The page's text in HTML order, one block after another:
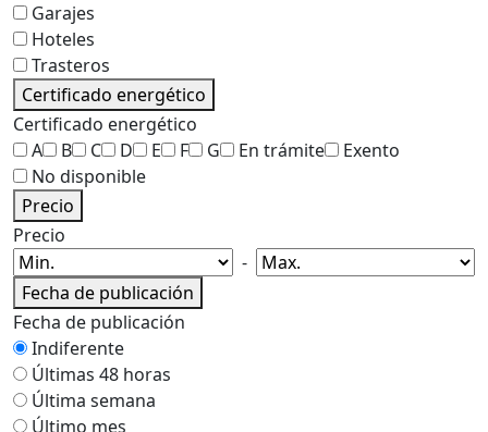
Garajes
Hoteles
Trasteros
Certificado energético
Certificado energético
A
B C D E F G En trámite
Exento
No disponible
Precio
Precio
-
Fecha de publicación
Fecha de publicación
Indiferente
Últimas 48 horas
Última semana
Último mes